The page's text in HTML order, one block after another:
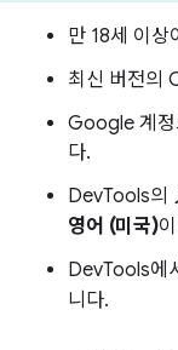
만 18세 이상
최신 버전의
Google 계정
다.
DevTools의
영어 (미국)
DevTools에
니다.